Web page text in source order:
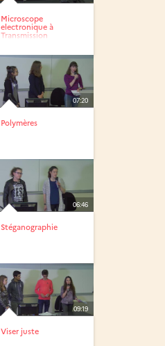
Microscope
electronique à
Transmission
07:20
Polymères
06:46
Stéganographie
09:19
Viser juste